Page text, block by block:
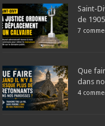
Saint-
de
7
Que
dans
4